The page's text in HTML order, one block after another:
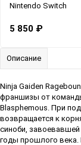
Nintendo Switch
5 850 ₽
Описание
Ninja Gaiden
франшизы от
Blasphemous. При
возвращается к
синоби,
годы прошлого